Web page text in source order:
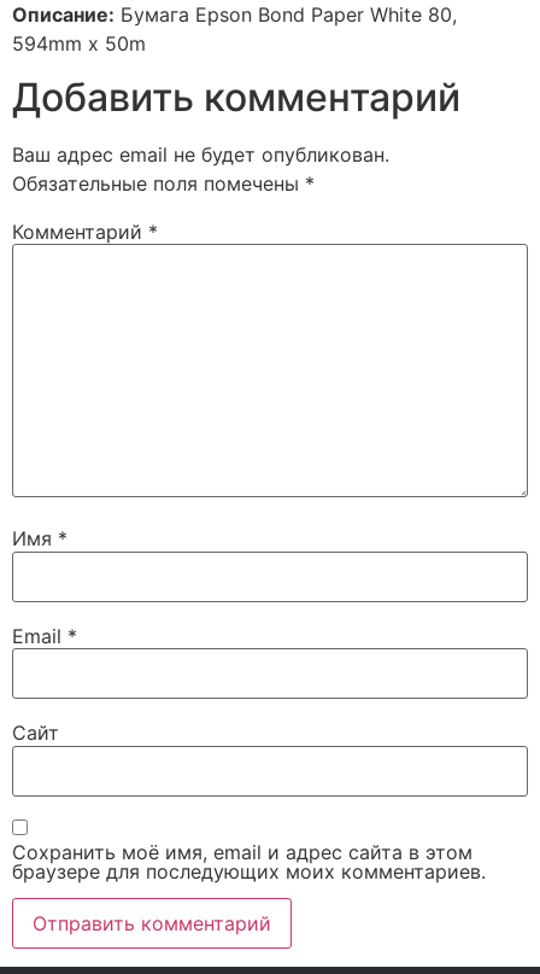
Описание: Бумага Epson Bond Paper White 80,
594mm x 50m
Добавить комментарий
Ваш адрес email не будет опубликован.
Обязательные поля помечены *
Комментарий *
Имя *
Email *
Сайт
Сохранить моё имя, email и адрес сайта в этом
браузере для последующих моих комментариев.